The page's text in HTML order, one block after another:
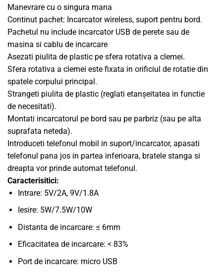
Manevrare cu o singura mana
Continut pachet: Incarcator wireless, suport pentru bord.
Pachetul nu include incarcator USB de perete sau de
masina si cablu de incarcare
Asezati piulita de plastic pe sfera rotativa a clemei.
Sfera rotativa a clemei este fixata in orificiul de rotatie din
spatele corpului principal.
Strangeti piulita de plastic (reglati etanșeitatea in functie
de necesitati).
Montati incarcatorul pe bord sau pe parbriz (sau pe alta
suprafata neteda).
Introduceti telefonul mobil in suport/incarcator, apasati
telefonul pana jos in partea inferioara, bratele stanga si
dreapta vor prinde automat telefonul.
Caracterisitici:
Intrare: 5V/2A, 9V/1.8A
Iesire: 5W/7.5W/10W
Distanta de incarcare: ≤ 6mm
Eficacitatea de incarcare: < 83%
Port de incarcare: micro USB